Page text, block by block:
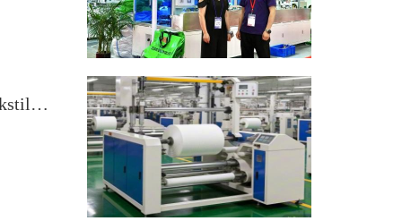
Novatoriška vyniojimo mašinų serija: tekstilės pramonės pakilimas į aukštumas